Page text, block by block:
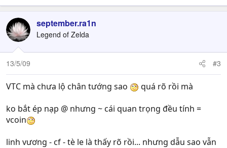
september.ra1n
Legend of Zelda
13/5/09 #3
VTC mà chưa lộ chân tướng sao
quá rõ rồi mà
ko bắt ép nạp @ nhưng ~ cái quan trọng đều tính =
vcoin
linh vương - cf - tè le là thấy rõ rồi... nhưng dẫu sao vẫn